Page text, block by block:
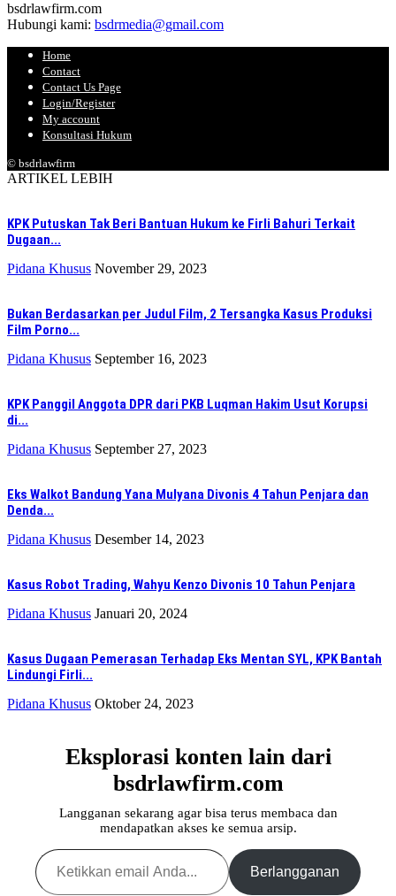
bsdrlawfirm.com
Hubungi kami: bsdrmedia@gmail.com
Home
Contact
Contact Us Page
Login/Register
My account
Konsultasi Hukum
© bsdrlawfirm
ARTIKEL LEBIH
KPK Putuskan Tak Beri Bantuan Hukum ke Firli Bahuri Terkait
Dugaan...
Pidana Khusus November 29, 2023
Bukan Berdasarkan per Judul Film, 2 Tersangka Kasus Produksi
Film Porno...
Pidana Khusus September 16, 2023
KPK Panggil Anggota DPR dari PKB Luqman Hakim Usut Korupsi
di...
Pidana Khusus September 27, 2023
Eks Walkot Bandung Yana Mulyana Divonis 4 Tahun Penjara dan
Denda...
Pidana Khusus Desember 14, 2023
Kasus Robot Trading, Wahyu Kenzo Divonis 10 Tahun Penjara
Pidana Khusus Januari 20, 2024
Kasus Dugaan Pemerasan Terhadap Eks Mentan SYL, KPK Bantah
Lindungi Firli...
Pidana Khusus Oktober 24, 2023
Eksplorasi konten lain dari
bsdrlawfirm.com
Langganan sekarang agar bisa terus membaca dan
mendapatkan akses ke semua arsip.
Ketikkan email Anda...
Berlangganan